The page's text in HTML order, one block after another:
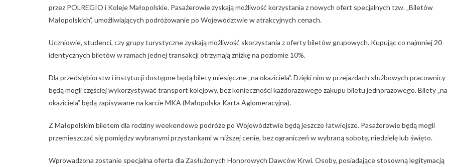
przez POLREGIO i Koleje Małopolskie. Pasażerowie zyskają możliwość korzystania z nowych ofert specjalnych tzw. „Biletów
Małopolskich”, umożliwiających podróżowanie po Województwie w atrakcyjnych cenach.
Uczniowie, studenci, czy grupy turystyczne zyskają możliwość skorzystania z oferty biletów grupowych. Kupując co najmniej 20
identycznych biletów w ramach jednej transakcji otrzymają zniżkę na poziomie 10%.
Dla przedsiębiorstw i instytucji dostępne będą bilety miesięczne „na okaziciela”. Dzięki nim w przejazdach służbowych pracownicy
będą mogli częściej wykorzystywać transport kolejowy, bez konieczności każdorazowego zakupu biletu jednorazowego. Bilety „na
okaziciela” będą zapisywane na karcie MKA (Małopolska Karta Aglomeracyjna).
Z Małopolskim biletem dla rodziny weekendowe podróże po Województwie będą jeszcze łatwiejsze. Pasażerowie będą mogli
przemieszczać się pomiędzy wybranymi przystankami w niższej cenie, bez ograniczeń w wybraną sobotę, niedzielę lub święto.
Wprowadzona zostanie specjalna oferta dla Zasłużonych Honorowych Dawców Krwi. Osoby, posiadające stosowną legitymacją